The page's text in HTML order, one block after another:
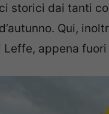
storici dai tanti
Qui,
Leffe, appena